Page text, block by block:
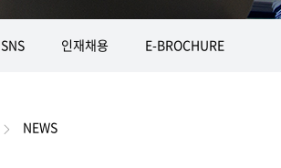
SNS 인재채용 E-BROCHURE
NEWS